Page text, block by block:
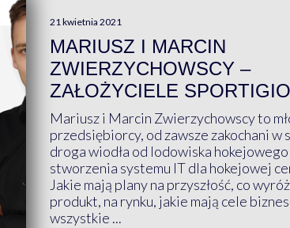
21 kwietnia 2021
MARIUSZ I MARCIN
ZWIERZYCHOWSCY –
ZAŁOŻYCIELE SPORTIGIO
Mariusz i Marcin Zwierzychowscy to
przedsiębiorcy, od zawsze zakochani w
droga wiodła od lodowiska
stworzenia systemu IT dla hokejowej
Jakie mają plany na przyszłość, co
produkt, na rynku, jakie mają cele
wszystkie ...